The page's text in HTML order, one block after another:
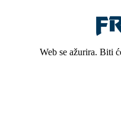
Web se ažurira. Biti